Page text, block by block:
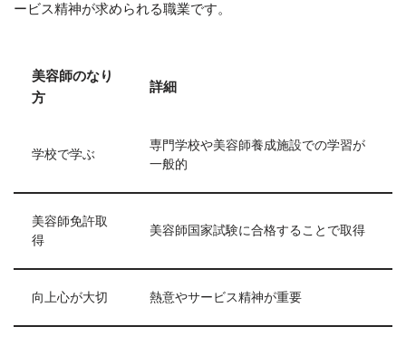
ービス精神が求められる職業です。
美容師のなり
方
詳細
学校で学ぶ
専門学校や美容師養成施設での学習が
一般的
美容師免許取
得
美容師国家試験に合格することで取得
向上心が大切 熱意やサービス精神が重要